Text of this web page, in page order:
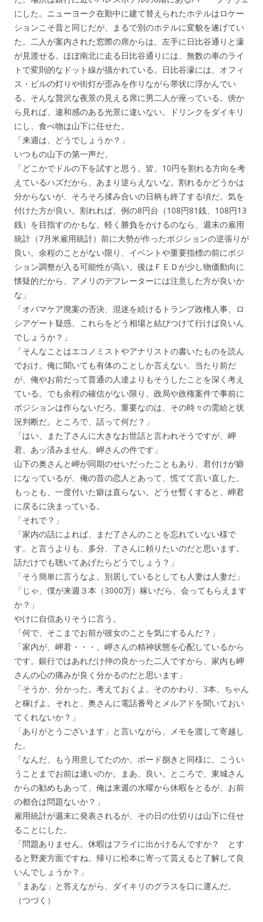
にした。ニューヨーク在勤中に建て替えられたホテルはロケー
ションこそ昔と同じだが、まるで別のホテルに変貌を遂げてい
た。二人が案内された窓際の席からは、左手に日比谷通りと濠
が見渡せる。ほぼ南北に走る日比谷通りには、無数の車のライ
トで変則的なドット線が描かれている。日比谷濠には、オフィ
ス・ビルの灯りや街灯が歪みを作りながら帯状に浮かんでい
る。そんな贅沢な夜景の見える席に男二人が座っている。傍か
ら見れば、違和感のある光景に違いない。ドリンクをダイキリ
にし、食べ物は山下に任せた。
「来週は、どうでしょうか？」
いつもの山下の第一声だ。
「どこかでドルの下を試すと思う。皆、10円を割れる方向を考
えているハズだから、あまり逆らえないな。割れるかどうかは
分からないが、そろそろ揉み合いの日柄も終了する頃だ。気を
付けた方が良い。割れれば、例の8円台（108円81銭、108円13
銭）を目指すのかもな。軽く勝負をかけるのなら、週末の雇用
統計（7月米雇用統計）前に大勢が作ったポジションの逆張りが
良い。余程のことがない限り、イベントや重要指標の前にポジ
ション調整が入る可能性が高い。後はＦＥＤが少し物価動向に
懐疑的だから、アメリのデフレーターには注意した方が良いか
な」
「オバマケア廃案の否決、混迷を続けるトランプ政権人事、ロ
シアゲート疑惑、これらをどう相場と結びつけて行けば良いん
でしょうか？」
「そんなことはエコノミストやアナリストの書いたものを読ん
でおけ。俺に聞いても有体のことしか言えない。当たり前だ
が、俺やお前だって普通の人達よりもそうしたことを深く考え
ている。でも余程の確信がない限り、政局や政権案件で事前に
ポジションは作らないだろ。重要なのは、その時々の需給と状
況判断だ。ところで、話って何だ？」
「はい、また了さんに大きなお世話と言われそうですが、岬
君、あッ済みません、岬さんの件です」
山下の奥さんと岬が同期のせいだったこともあり、君付けが癖
になっているが、俺の昔の恋人とあって、慌てて言い直した。
もっとも、一度付いた癖は直らない。どうせ暫くすると、岬君
に戻るに決まっている。
「それで？」
「家内の話によれば、まだ了さんのことを忘れていない様で
す。と言うよりも、多分、了さんに頼りたいのだと思います。
話だけでも聴いてあげたらどうでしょう？」
「そう簡単に言うなよ。別居しているとしても人妻は人妻だ」
「じゃ、僕が来週３本（3000万）稼いだら、会ってもらえます
か？」
やけに自信ありそうに言う。
「何で、そこまでお前が彼女のことを気にするんだ？」
「家内が、岬君・・・、岬さんの精神状態を心配しているから
です。銀行ではあれだけ仲の良かった二人ですから、家内も岬
さんの心の痛みが良く分かるのだと思います」
「そうか、分かった。考えておくよ。そのかわり、3本、ちゃん
と稼げよ。それと、奥さんに電話番号とメルアドを聞いておい
てくれないか？」
「ありがとうございます」と言いながら、メモを渡して寄越し
た。
「なんだ、もう用意してたのか。ボード捌きと同様に、こうい
うことまでお前は速いのか。まあ、良い。ところで、東城さん
からの勧めもあって、俺は来週の水曜から休暇をとるが、お前
の都合は問題ないか？」
雇用統計が週末に発表されるが、その日の仕切りは山下に任せ
ることにした。
「問題ありません。休暇はフライに出かけるんですか？ とす
ると野麦方面ですね。帰りに松本に寄って貰えると了解して良
いんでしょうか？」
「まあな」と答えながら、ダイキリのグラスを口に運んだ。
（つづく）